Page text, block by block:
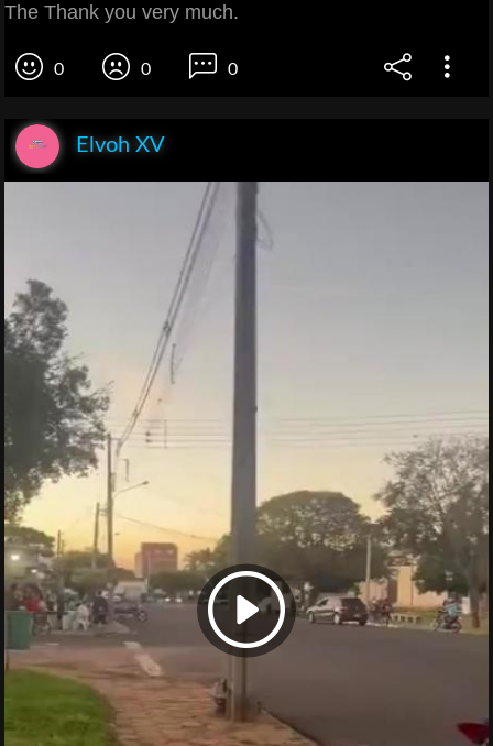
The Thank you very much.
0 0 0
Elvoh XV